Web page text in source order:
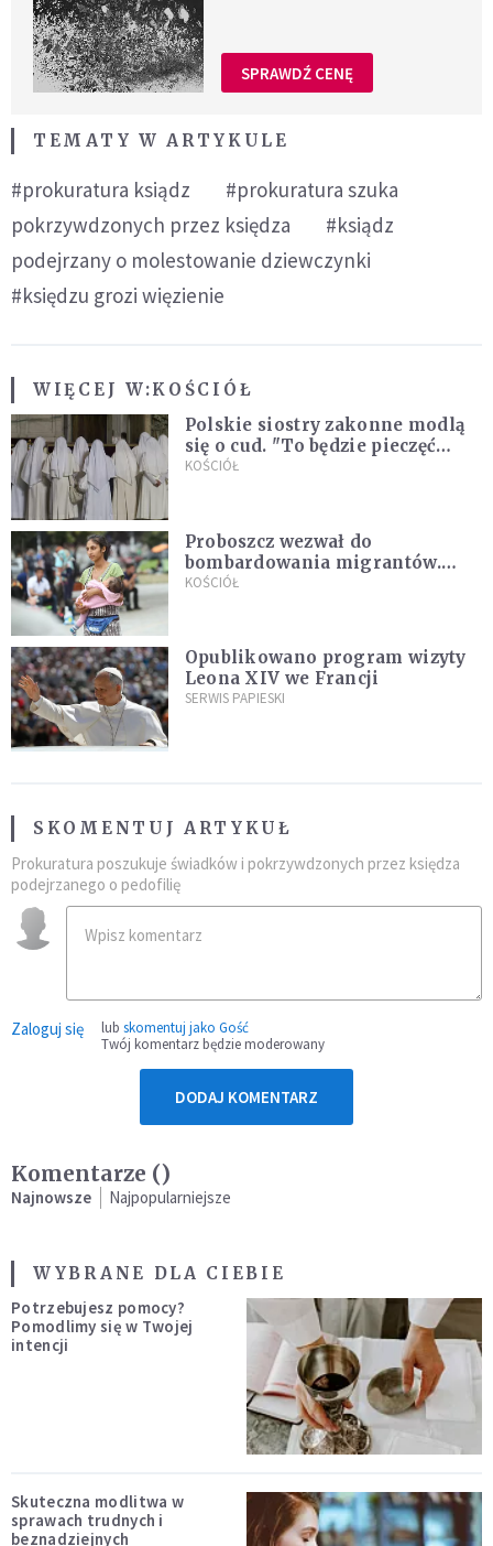
SPRAWDŹ CENĘ
TEMATY W ARTYKULE
#prokuratura ksiądz
#prokuratura szuka
pokrzywdzonych przez księdza
#ksiądz
podejrzany o molestowanie dziewczynki
#księdzu grozi więzienie
WIĘCEJ W:KOŚCIÓŁ
Polskie siostry zakonne modlą
się o cud. "To będzie pieczęć
Pana Boga dla naszej wiary"
KOŚCIÓŁ
Proboszcz wezwał do
bombardowania migrantów.
"Masowy ogień przeciwko
KOŚCIÓŁ
Opublikowano program wizyty
Leona XIV we Francji
SERWIS PAPIESKI
SKOMENTUJ ARTYKUŁ
Prokuratura poszukuje świadków i pokrzywdzonych przez księdza
podejrzanego o pedofilię
Zaloguj się lub skomentuj jako Gość
Twój komentarz będzie moderowany
DODAJ KOMENTARZ
Komentarze ()
Najnowsze Najpopularniejsze
WYBRANE DLA CIEBIE
Potrzebujesz pomocy?
Pomodlimy się w Twojej
intencji
Skuteczna modlitwa w
sprawach trudnych i
beznadziejnych